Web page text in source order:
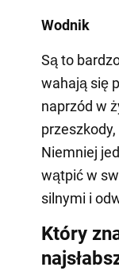
Wodnik
Są to
wahają się
naprzód w
Niemniej
wątpić w
silnymi i
Który